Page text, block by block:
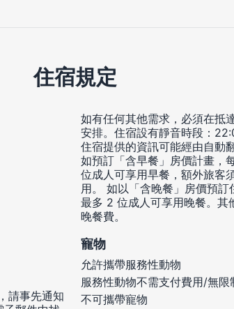
住宿規定
請事先通知
如有任何其他需求，必須在抵
安排。住宿設有靜音時段：
住宿提供的資訊可能經由自動
如預訂「含早餐」房價計畫，
位成人可享用早餐，額外旅客
用。 如以「含晚餐」房價預訂
最多 2 位成人可享用晚餐。其
晚餐費。
寵物
允許攜帶服務性動物
服務性動物不需支付費用/無限
不可攜帶寵物